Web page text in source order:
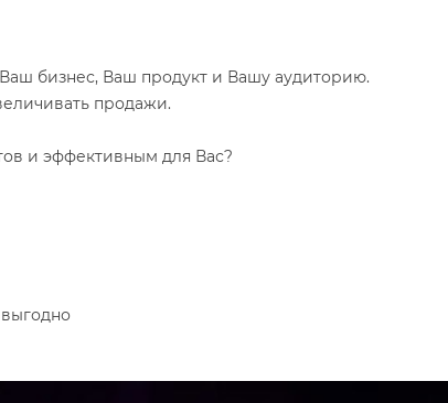
бизнес, Ваш продукт и Вашу аудиторию.
продажи.
и эффективным для Вас?